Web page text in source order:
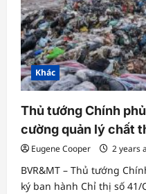
vì
môi
trường
xanh
Khác
Thủ tướng Chính
cường quản lý chất
Eugene Cooper 2 years
BVR&MT – Thủ tướng
ký ban hành Chỉ thị số 41/